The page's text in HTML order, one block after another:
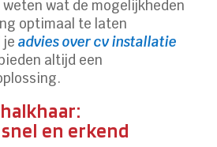
weten wat de mogelijkheden
optimaal te laten
jeadvies over cv installatie
altijd een
en erkend